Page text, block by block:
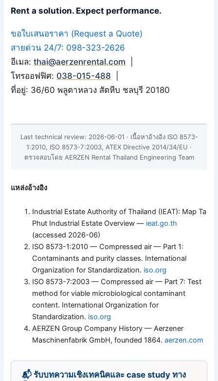
Rent a solution. Expect performance.
ขอใบเสนอราคา (Request a Quote)
สายด่วน 24/7: 098-323-2626
อีเมล:thai@aerzenrental.com
โทรออฟฟิศ: 038-015-488
ที่อยู่: 36/60 พลูตาหลวง สัตหีบ ชลบุรี 20180
Last technical review: 2026-06-01 · เนื้อหาอ้างอิง ISO 8573-
1:2010, ISO 8573-7:2003, ATEX Directive 2014/34/EU ·
ตรวจสอบโดย AERZEN Rental Thailand Engineering Team
แหล่งอ้างอิง
Industrial Estate Authority of Thailand (IEAT): Map Ta
Phut Industrial Estate Overview — ieat.go.th
(accessed 2026-06)
ISO 8573-1:2010 — Compressed air — Part 1:
Contaminants and purity classes. International
Organization for Standardization. iso.org
ISO 8573-7:2003 — Compressed air — Part 7: Test
method for viable microbiological contaminant
content. International Organization for
Standardization. iso.org
AERZEN Group Company History — Aerzener
Maschinenfabrik GmbH, founded 1864.aerzen.com
📬 รับบทความเชิงเทคนิคและ case study ทาง